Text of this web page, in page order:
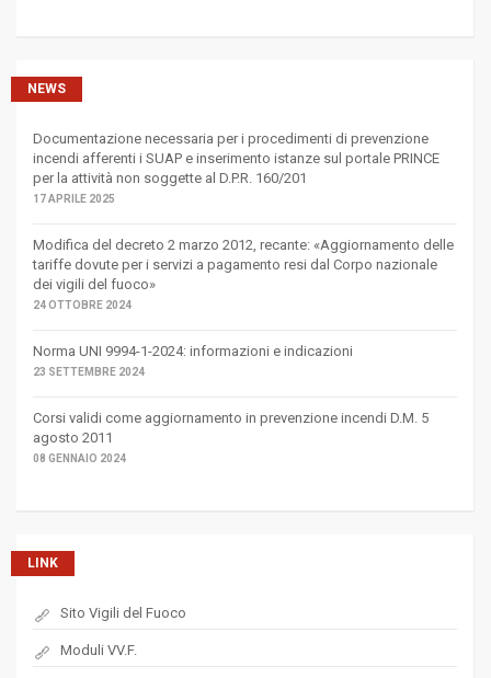
NEWS
Documentazione necessaria per i procedimenti di prevenzione
incendi afferenti i SUAP e inserimento istanze sul portale PRINCE
per la attività non soggette al D.P.R. 160/201
17 APRILE 2025
Modifica del decreto 2 marzo 2012, recante: «Aggiornamento delle
tariffe dovute per i servizi a pagamento resi dal Corpo nazionale
dei vigili del fuoco»
24 OTTOBRE 2024
Norma UNI 9994-1-2024: informazioni e indicazioni
23 SETTEMBRE 2024
Corsi validi come aggiornamento in prevenzione incendi D.M. 5
agosto 2011
08 GENNAIO 2024
LINK
Sito Vigili del Fuoco
Moduli VV.F.